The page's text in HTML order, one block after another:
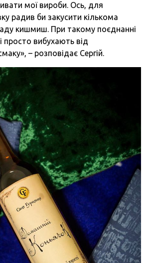
мої вироби. Ось, для
радив би закусити кількома
кишмиш. При такому поєднанні
просто вибухають від
– розповідає Сергій.